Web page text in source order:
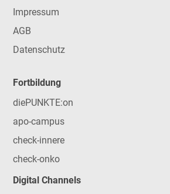
Impressum
AGB
Datenschutz
Fortbildung
diePUNKTE:on
apo-campus
check-innere
check-onko
Digital Channels